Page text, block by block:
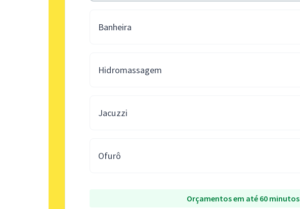
Banheira
Hidromassagem
Jacuzzi
Ofurô
Orçamentos em até 60 minutos